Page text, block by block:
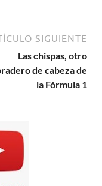
SIGUIENTE
Las chispas, otro
de cabeza de
la Fórmula 1